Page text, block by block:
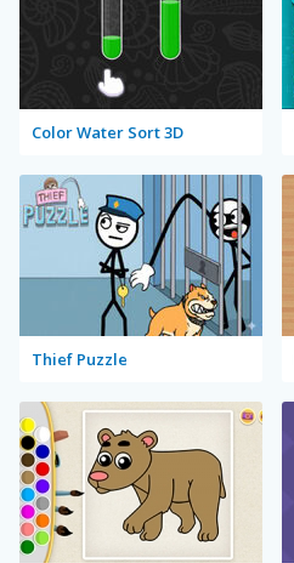
Color Water Sort 3D
Thief Puzzle